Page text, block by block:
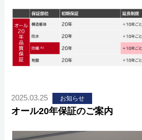
2025.03.25 お知らせ
オール20年保証のご案内